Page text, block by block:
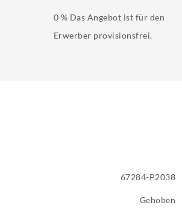
0 % Das Angebot ist für den
Erwerber provisionsfrei.
67284-P2038
Gehoben